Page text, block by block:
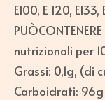
E100, E 120, E133,
nutrizionali per
Grassi: 0,1g, (di
Carboidrati: 96g